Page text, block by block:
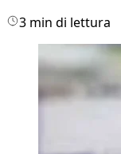
3 min di lettura